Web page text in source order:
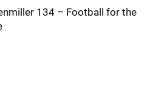
134 – Football for the